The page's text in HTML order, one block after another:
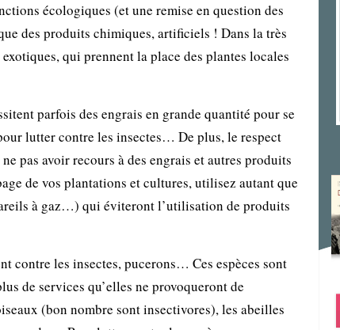
écologiques (et une remise en question des
des produits chimiques, artificiels ! Dans la très
qui prennent la place des plantes locales
parfois des engrais en grande quantité pour se
lutter contre les insectes… De plus, le respect
pas avoir recours à des engrais et autres produits
de vos plantations et cultures, utilisez autant que
à gaz…) qui éviteront l’utilisation de produits
contre les insectes, pucerons… Ces espèces sont
de services qu’elles ne provoqueront de
(bon nombre sont insectivores), les abeilles